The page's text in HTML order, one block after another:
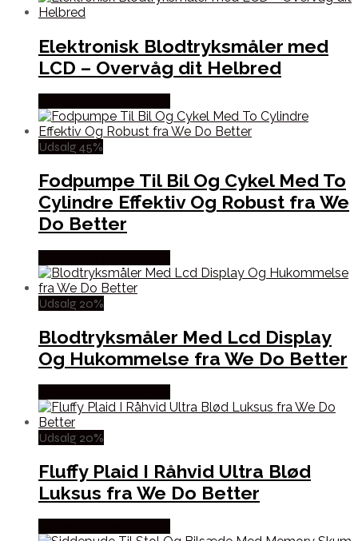
Elektronisk Blodtryksmåler med
LCD – Overvåg dit Helbred
Udsalg 45%
Fodpumpe Til Bil Og Cykel Med To
Cylindre Effektiv Og Robust fra We
Do Better
Udsalg 20%
Blodtryksmåler Med Lcd Display
Og Hukommelse fra We Do Better
Udsalg 20%
Fluffy Plaid I Råhvid Ultra Blød
Luksus fra We Do Better